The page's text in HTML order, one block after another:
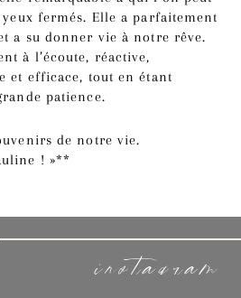
fermés. Elle a parfaitement
a su donner vie à notre rêve.
à l’écoute, réactive,
et efficace, tout en étant
patience.
de notre vie.
! »**
instagram